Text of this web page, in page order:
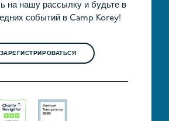
на нашу рассылку и будьте в
событий в Camp Korey!
ЗАРЕГИСТРИРОВАТЬСЯ